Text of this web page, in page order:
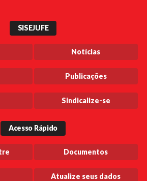
SISEJUFE
Notícias
Publicações
Sindicalize-se
Acesso Rápido
Documentos
Atualize seus dados